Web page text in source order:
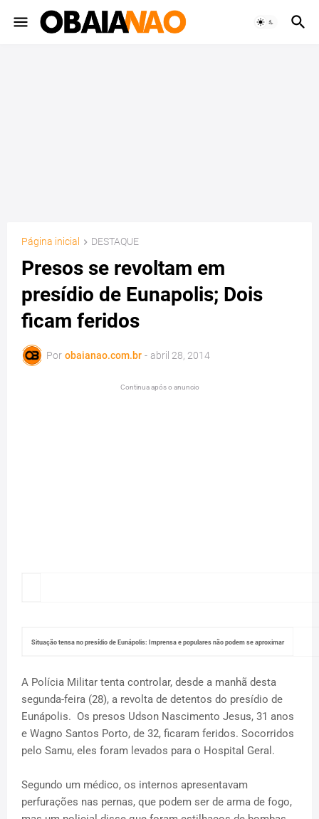
Página inicial DESTAQUE
Presos se revoltam em
presídio de Eunapolis; Dois
ficam feridos
Por obaianao.com.br - abril 28, 2014
Continua após o anuncio
Situação tensa no presídio de Eunápolis: Imprensa e populares não podem se aproximar
A Polícia Militar tenta controlar, desde a manhã desta
segunda-feira (28), a revolta de detentos do presídio de
Eunápolis. Os presos Udson Nascimento Jesus, 31 anos
e Wagno Santos Porto, de 32, ficaram feridos. Socorridos
pelo Samu, eles foram levados para o Hospital Geral.
Segundo um médico, os internos apresentavam
perfurações nas pernas, que podem ser de arma de fogo,